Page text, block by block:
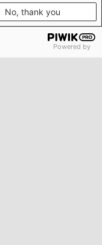
der
No, thank you
Powered by